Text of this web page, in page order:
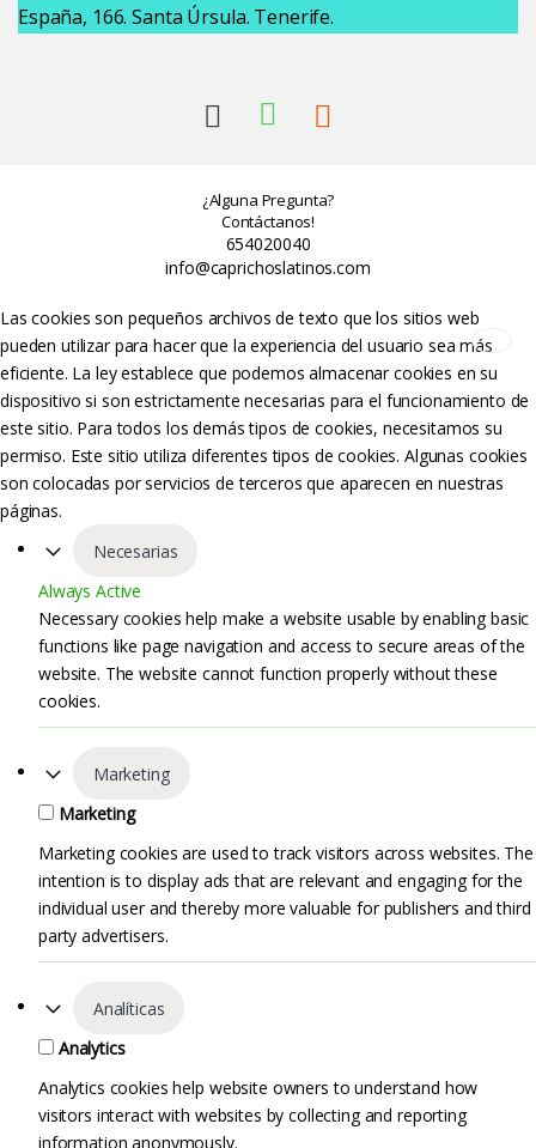
España, 166. Santa Úrsula. Tenerife.
¿Alguna Pregunta?
Contáctanos!
654020040
info@caprichoslatinos.com
Las cookies son pequeños archivos de texto que los sitios web
pueden utilizar para hacer que la experiencia del usuario sea más
eficiente. La ley establece que podemos almacenar cookies en su
dispositivo si son estrictamente necesarias para el funcionamiento de
este sitio. Para todos los demás tipos de cookies, necesitamos su
permiso. Este sitio utiliza diferentes tipos de cookies. Algunas cookies
son colocadas por servicios de terceros que aparecen en nuestras
páginas.
Necesarias
Always Active
Necessary cookies help make a website usable by enabling basic
functions like page navigation and access to secure areas of the
website. The website cannot function properly without these
cookies.
Marketing
Marketing
Marketing cookies are used to track visitors across websites. The
intention is to display ads that are relevant and engaging for the
individual user and thereby more valuable for publishers and third
party advertisers.
Analíticas
Analytics
Analytics cookies help website owners to understand how
visitors interact with websites by collecting and reporting
information anonymously.